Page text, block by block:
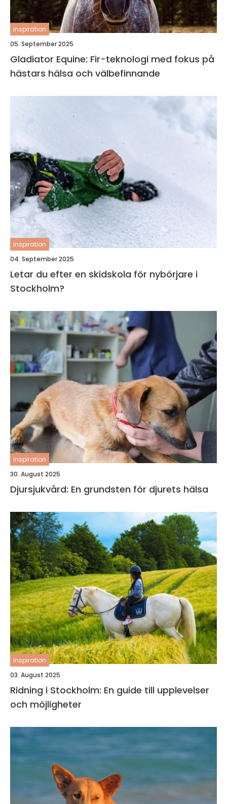
inspiration
05. September 2025
Gladiator Equine: Fir-teknologi med fokus på
hästars hälsa och välbefinnande
inspiration
04. September 2025
Letar du efter en skidskola för nybörjare i
Stockholm?
inspiration
30. August 2025
Djursjukvård: En grundsten för djurets hälsa
inspiration
03. August 2025
Ridning i Stockholm: En guide till upplevelser
och möjligheter